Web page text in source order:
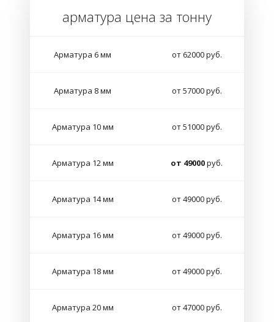
арматура цена за тонну
Арматура 6 мм от 62000 руб.
Арматура 8 мм от 57000 руб.
Арматура 10 мм от 51000 руб.
Арматура 12 мм от 49000руб.
Арматура 14 мм от 49000 руб.
Арматура 16 мм от 49000 руб.
Арматура 18 мм от 49000 руб.
Арматура 20 мм от 47000 руб.